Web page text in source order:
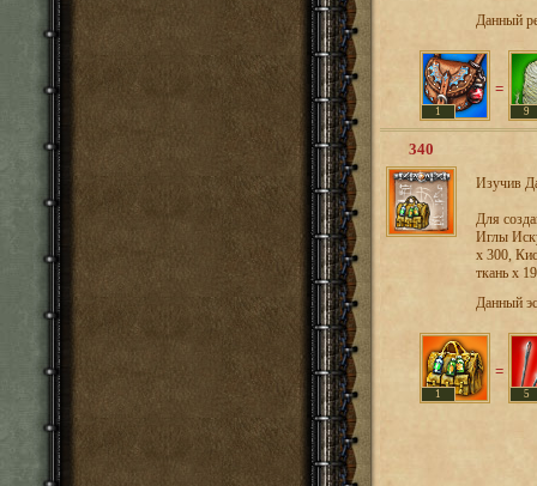
Данный
1
=
9
340
Изучив
Для
Иглы
x 300,
ткань х
Данный
1
=
5